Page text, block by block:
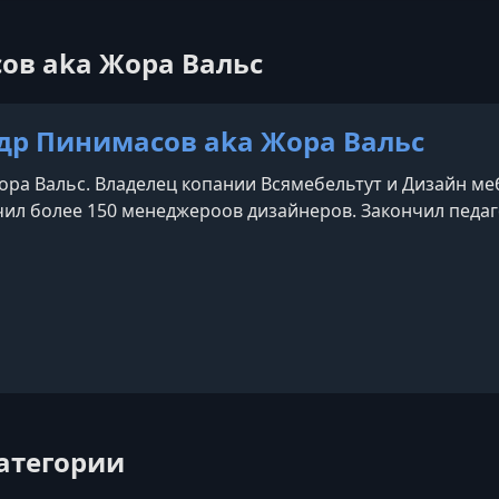
aka Жора Вальс
Пинимасов aka Жора Вальс
Вальс. Владелец копании Всямебельтут и Дизайн
более 150 менеджероов дизайнеров. Закончил